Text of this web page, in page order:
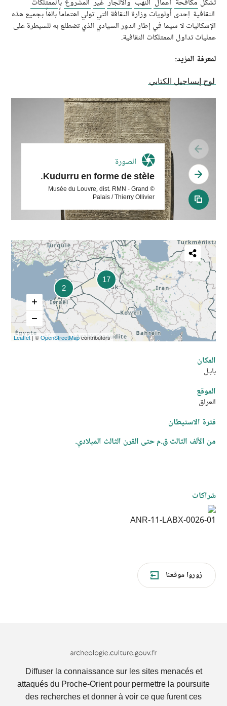
الثقافية إحدى أولويات وزارة الثقافة التي تولي اهتماماً بالغاً بجميع هذه
الإشكاليات لا سيما في إطار الدور السيادي الذي تضطلع به للسيطرة على
عمليات تداول الممتلكات الثقافية.
لمعرفة المزيد:
لوح إيساجيل الكتابي
الصورة
Kudurru en forme de stèle.
© Musée du Louvre, dist. RMN - Grand
Palais / Thierry Ollivier
see previous slide
see next slide
see all media
Partager
cette
carte
2
17
Leaflet| ©OpenStreetMapcontributors
المكان
بابـل
الموقع
العراق
فترة الاستيطان
من الألف الثالث ق.م حتى القرن الثالث الميلادي.
شراكات
ANR-11-LABX-0026-01
زوروا موقعنا
Archeologie.culture.fr
Diffuser la connaissance sur les sites menacés et
attaqués du Proche-Orient pour permettre la poursuite
des recherches et donner à voir ce que furent ces